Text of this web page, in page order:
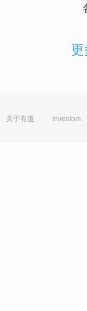
关于有道 Investors